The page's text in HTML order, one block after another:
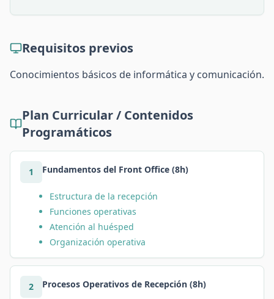
Requisitos previos
Conocimientos básicos de informática y comunicación.
Plan Curricular / Contenidos
Programáticos
1 Fundamentos del Front Office (8h)
Estructura de la recepción
Funciones operativas
Atención al huésped
Organización operativa
2 Procesos Operativos de Recepción (8h)